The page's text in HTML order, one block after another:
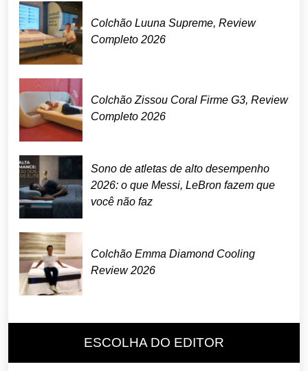
Colchão Luuna Supreme, Review
Completo 2026
Colchão Zissou Coral Firme G3, Review
Completo 2026
Sono de atletas de alto desempenho
2026: o que Messi, LeBron fazem que
você não faz
Colchão Emma Diamond Cooling
Review 2026
ESCOLHA DO EDITOR